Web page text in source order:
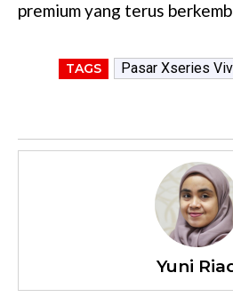
premium yang terus
TAGS Pasar Xseries
Yuni